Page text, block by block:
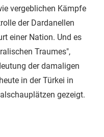
vergeblichen Kämpfe
der Dardanellen
einer Nation. Und es
Traumes",
der damaligen
in der Türkei in
gezeigt.